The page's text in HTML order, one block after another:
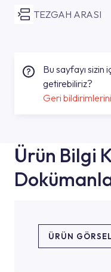
TEZGAH ARASI
Bu sayfayı sizin
getirebiliriz?
Geri
Ürün Bilgi
ÜRÜN